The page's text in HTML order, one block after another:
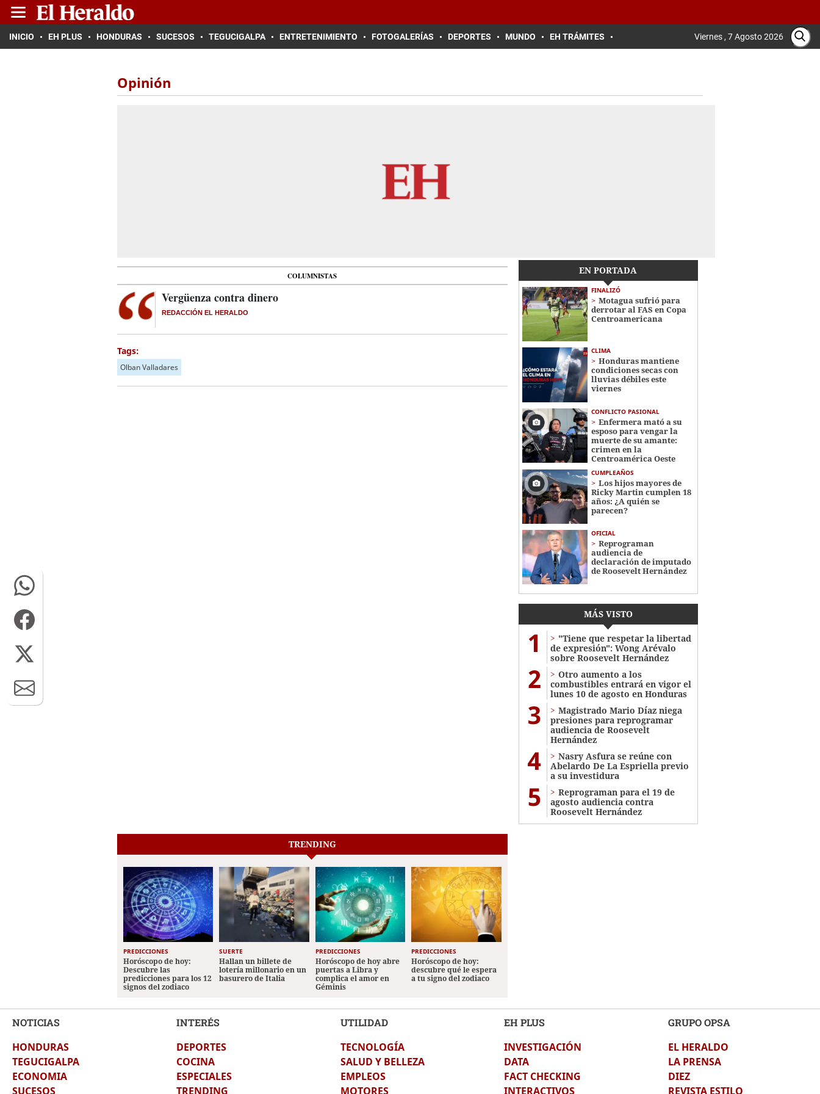
INICIO EH PLUS HONDURAS SUCESOS TEGUCIGALPA ENTRETENIMIENTO FOTOGALERÍAS DEPORTES MUNDO EH TRÁMITES Viernes , 7 Agosto 2026
Opinión
COLUMNISTAS
Vergüenza contra dinero
REDACCIÓN EL HERALDO
Tags:
Olban Valladares
EN PORTADA
FINALIZÓ
Motagua sufrió para
derrotar al FAS en Copa
Centroamericana
CLIMA
Honduras mantiene
condiciones secas con
lluvias débiles este
viernes
CONFLICTO PASIONAL
Enfermera mató a su
esposo para vengar la
muerte de su amante:
crimen en la
Centroamérica Oeste
CUMPLEAÑOS
Los hijos mayores de
Ricky Martin cumplen 18
años: ¿A quién se
parecen?
OFICIAL
Reprograman
audiencia de
declaración de imputado
de Roosevelt Hernández
MÁS VISTO
1
"Tiene que respetar la libertad
de expresión": Wong Arévalo
sobre Roosevelt Hernández
2
Otro aumento a los
combustibles entrará en vigor el
lunes 10 de agosto en Honduras
3
Magistrado Mario Díaz niega
presiones para reprogramar
audiencia de Roosevelt
Hernández
4
Nasry Asfura se reúne con
Abelardo De La Espriella previo
a su investidura
5
Reprograman para el 19 de
agosto audiencia contra
Roosevelt Hernández
TRENDING
PREDICCIONES
Horóscopo de hoy:
Descubre las
predicciones para los 12
signos del zodiaco
SUERTE
Hallan un billete de
lotería millonario en un
basurero de Italia
PREDICCIONES
Horóscopo de hoy abre
puertas a Libra y
complica el amor en
Géminis
PREDICCIONES
Horóscopo de hoy:
descubre qué le espera
a tu signo del zodiaco
NOTICIAS
HONDURAS
TEGUCIGALPA
ECONOMIA
SUCESOS
INTERÉS
DEPORTES
COCINA
ESPECIALES
TRENDING
UTILIDAD
TECNOLOGÍA
SALUD Y BELLEZA
EMPLEOS
MOTORES
EH PLUS
INVESTIGACIÓN
DATA
FACT CHECKING
INTERACTIVOS
GRUPO OPSA
EL HERALDO
LA PRENSA
DIEZ
REVISTA ESTILO